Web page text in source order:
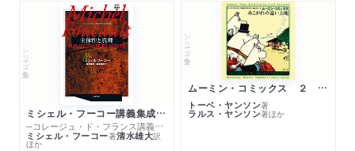
シリーズ・全集
ミシェル・フーコー講義集成１０ 主体性と真理
─コレージュ・ド・フランス講義１９８０－１９８１年度
ミシェル・フーコー著清水雄大訳
ほか
シリーズ・全集
ムーミン・コミックス ２ あこがれの遠い土地
トーベ・ヤンソン著
ラルス・ヤンソン著ほか